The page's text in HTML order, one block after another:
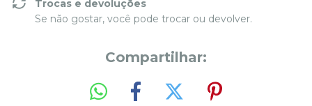
Trocas e devoluções
Se não gostar, você pode trocar ou devolver.
Compartilhar: